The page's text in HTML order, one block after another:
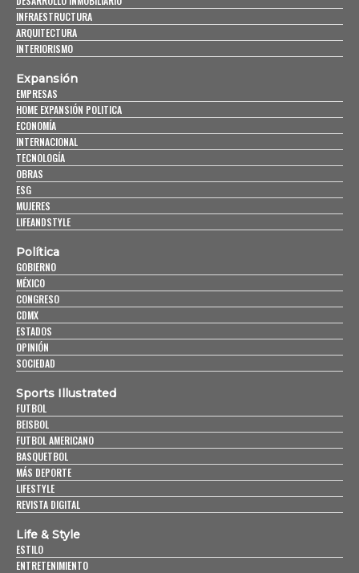
INFRAESTRUCTURA
ARQUITECTURA
INTERIORISMO
Expansión
EMPRESAS
HOME EXPANSIÓN POLITICA
ECONOMÍA
INTERNACIONAL
TECNOLOGÍA
OBRAS
ESG
MUJERES
LIFEANDSTYLE
Política
GOBIERNO
MÉXICO
CONGRESO
CDMX
ESTADOS
OPINIÓN
SOCIEDAD
Sports Illustrated
FUTBOL
BEISBOL
FUTBOL AMERICANO
BASQUETBOL
MÁS DEPORTE
LIFESTYLE
REVISTA DIGITAL
Life & Style
ESTILO
ENTRETENIMIENTO